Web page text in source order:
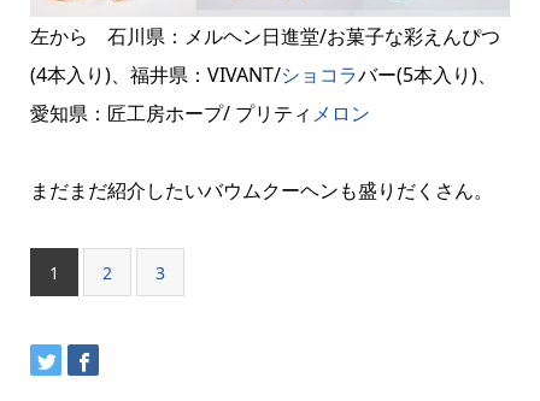
左から 石川県：メルヘン日進堂/お菓子な彩えんぴつ
(4本入り)、福井県：VIVANT/ショコラバー(5本入り)、
愛知県：匠工房ホープ/ プリティメロン
まだまだ紹介したいバウムクーヘンも盛りだくさん。
1 2 3